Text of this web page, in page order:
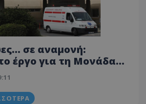
σε αναμονή:
έργο για τη Μονάδα
Μακάρειο